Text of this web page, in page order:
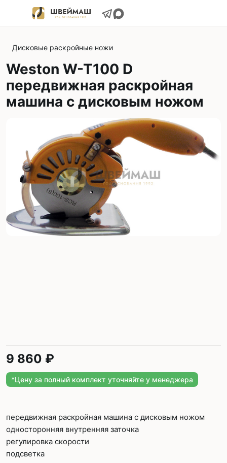
Дисковые раскройные ножи
Weston W-T100 D
передвижная раскройная
машина с дисковым ножом
9 860 ₽
*Цену за полный комплект уточняйте у менеджера
передвижная раскройная машина с дисковым ножом
односторонняя внутренняя заточка
регулировка скорости
подсветка